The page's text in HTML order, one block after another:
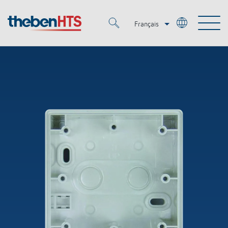
Français
Deutsch
Smart Home
DALI
Détecteurs de présence et de mouvement
Spots LED
Solutions OEM
OEM Experts
Références
Contrôle du temps et de la lumière
Commande d'éclairage DALI-2
Médiathèque
Entreprise